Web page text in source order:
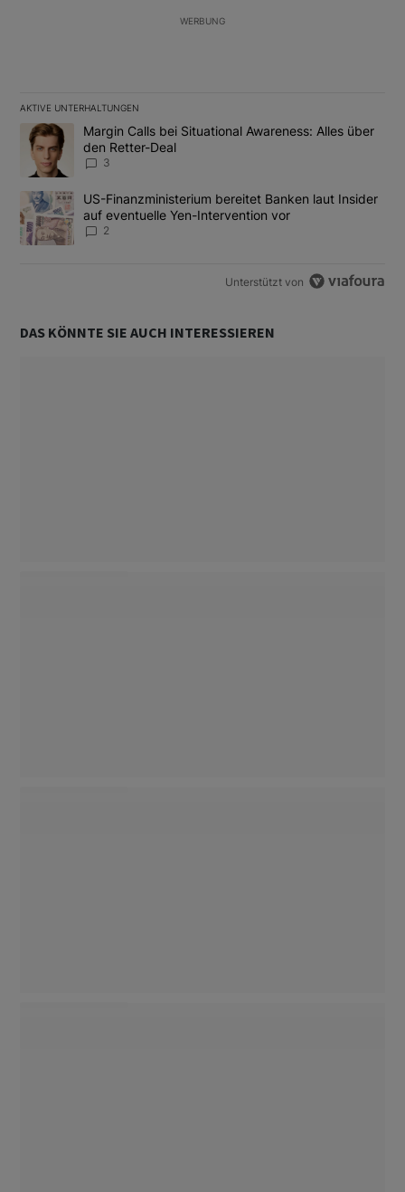
WERBUNG
AKTIVE UNTERHALTUNGEN
Das Folgende ist eine Liste der am meisten kommentierten
Ein Trendartikel mit dem Titel "Margin Calls bei Situational
Margin Calls bei Situational Awareness: Alles über
den Retter-Deal
3
Ein Trendartikel mit dem Titel "US-Finanzministerium bereitet
US-Finanzministerium bereitet Banken laut Insider
auf eventuelle Yen-Intervention vor
2
Unterstützt von
DAS KÖNNTE SIE AUCH INTERESSIEREN